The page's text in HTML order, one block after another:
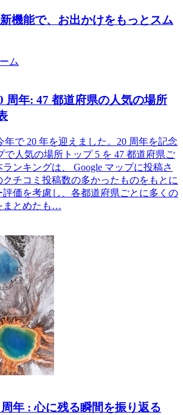
機能で、お出かけをもっとスム
ム
周年: 47 都道府県の人気の場所
年で 20 年を迎えました。20 周年を記念
で人気の場所トップ 5 を 47 都道府県ご
ンキングは、 Google マップに投稿さ
チコミ投稿数の多かったものをもとに
価を考慮し、各都道府県ごとに多くの
まとめたも…
年 : 心に残る瞬間を振り返る